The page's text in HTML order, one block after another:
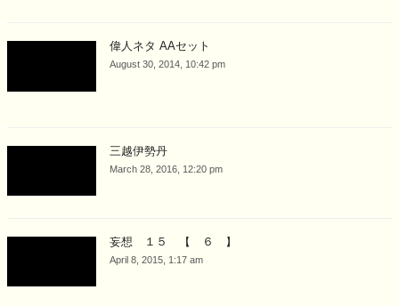
偉人ネタ AAセット
August 30, 2014, 10:42 pm
三越伊勢丹
March 28, 2016, 12:20 pm
妄想 １５ 【 ６ 】
April 8, 2015, 1:17 am